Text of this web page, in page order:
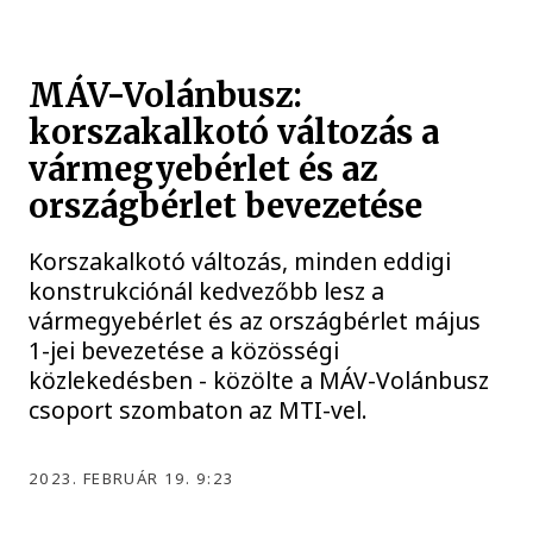
MÁV-Volánbusz:
korszakalkotó változás a
vármegyebérlet és az
országbérlet bevezetése
Korszakalkotó változás, minden eddigi
konstrukciónál kedvezőbb lesz a
vármegyebérlet és az országbérlet május
1-jei bevezetése a közösségi
közlekedésben - közölte a MÁV-Volánbusz
csoport szombaton az MTI-vel.
2023. FEBRUÁR 19. 9:23